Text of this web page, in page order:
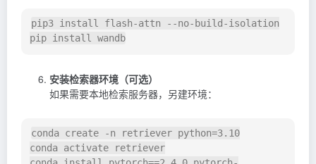
pip3 install flash-attn --no-build-isolation
安装检索器环境（可选）
如果需要本地检索服务器，另建环境：
conda create -n retriever python=3.10
conda activate retriever